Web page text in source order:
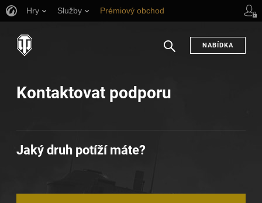
Hry Služby Prémiový obchod
NABÍDKA
Kontaktovat podporu
Jaký druh potíží máte?